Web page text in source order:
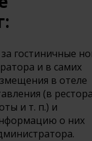
гостиничные
и в самих
в отеле
(в
и т. п.) и
о них